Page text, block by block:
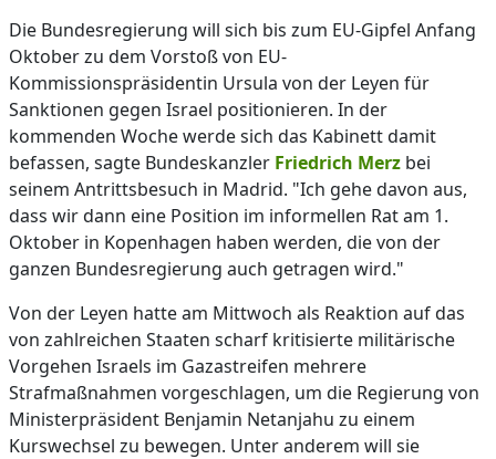
Die Bundesregierung will sich bis zum EU-Gipfel Anfang
Oktober zu dem Vorstoß von EU-
Kommissionspräsidentin Ursula von der Leyen für
Sanktionen gegen Israel positionieren. In der
kommenden Woche werde sich das Kabinett damit
befassen, sagte Bundeskanzler Friedrich Merz bei
seinem Antrittsbesuch in Madrid. "Ich gehe davon aus,
dass wir dann eine Position im informellen Rat am 1.
Oktober in Kopenhagen haben werden, die von der
ganzen Bundesregierung auch getragen wird."
Von der Leyen hatte am Mittwoch als Reaktion auf das
von zahlreichen Staaten scharf kritisierte militärische
Vorgehen Israels im Gazastreifen mehrere
Strafmaßnahmen vorgeschlagen, um die Regierung von
Ministerpräsident Benjamin Netanjahu zu einem
Kurswechsel zu bewegen. Unter anderem will sie